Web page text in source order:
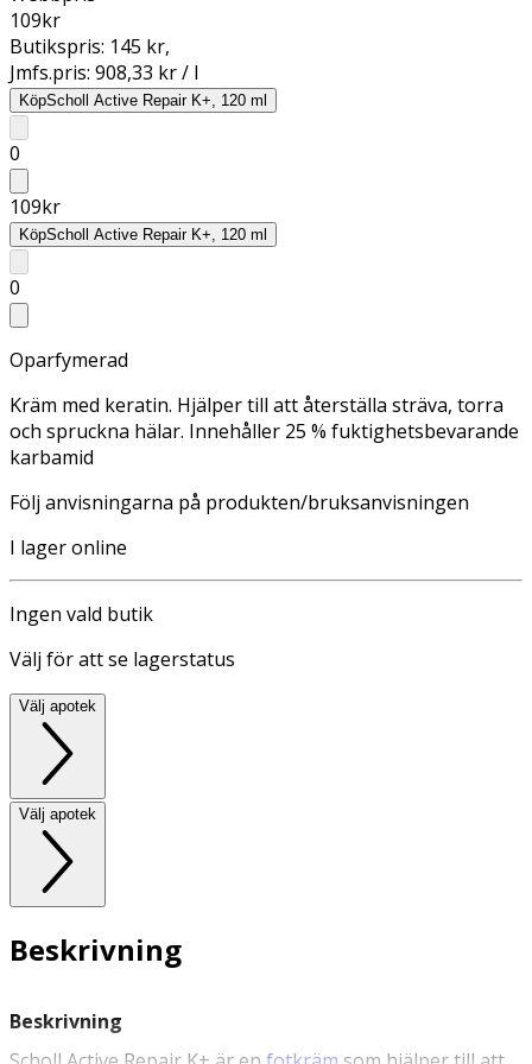
109kr
Butikspris: 145 kr,
Jmfs.pris: 908,33 kr / l
KöpScholl Active Repair K+, 120 ml
0
109kr
KöpScholl Active Repair K+, 120 ml
0
Oparfymerad
Kräm med keratin. Hjälper till att återställa sträva, torra
och spruckna hälar. Innehåller 25 % fuktighetsbevarande
karbamid
Följ anvisningarna på produkten/bruksanvisningen
I lager online
Ingen vald butik
Välj för att se lagerstatus
Välj apotek
Välj apotek
Beskrivning
Beskrivning